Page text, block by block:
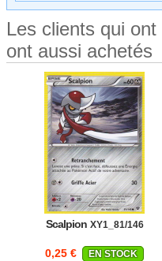
Les clients qui ont
ont aussi achetés
Scalpion XY1_81/146
0,25 €
EN STOCK